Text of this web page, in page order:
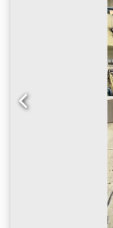
producto (máx.):
,
espesor chapa
, Lg 35024
LORENZ BRM
Peso de bobina
mm Espesor del
elástico aprox.
enderezadores